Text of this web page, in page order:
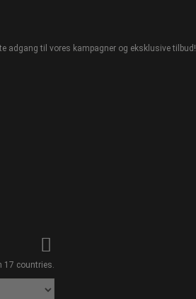
adgang til vores kampagner og eksklusive tilbud!
17 countries.